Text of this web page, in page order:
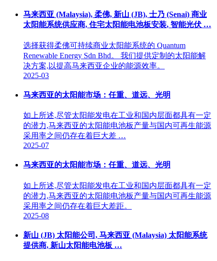
马来西亚 (Malaysia), 柔佛, 新山 (JB), 士乃 (Senai) 商业
太阳能系统供应商, 住宅太阳能电池板安装, 智能光伏 …
选择获得柔佛可持续商业太阳能系统的 Quantum
Renewable Energy Sdn Bhd。 我们提供定制的太阳能解
决方案,以提高马来西亚企业的能源效率。
2025-03
马来西亚的太阳能市场：任重、道远、光明
如上所述,尽管太阳能发电在工业和国内层面都具有一定
的潜力,马来西亚的太阳能电池板产量与国内可再生能源
采用率之间仍存在着巨大差 …
2025-07
马来西亚的太阳能市场：任重、道远、光明
如上所述,尽管太阳能发电在工业和国内层面都具有一定
的潜力,马来西亚的太阳能电池板产量与国内可再生能源
采用率之间仍存在着巨大差距。
2025-08
新山 (JB) 太阳能公司, 马来西亚 (Malaysia) 太阳能系统
提供商, 新山太阳能电池板 …